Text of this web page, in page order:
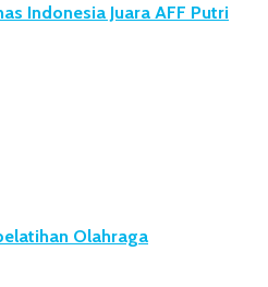
Indonesia Juara AFF Putri
Olahraga